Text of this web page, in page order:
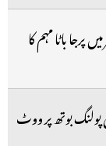
باٹا مہم کا
بوتھ پر ووٹ